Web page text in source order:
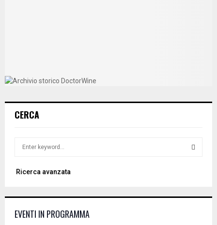
CERCA
r
o
Ricerca avanzata
EVENTI IN PROGRAMMA